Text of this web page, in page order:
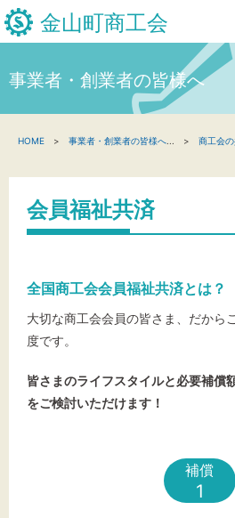
金山町商工会
新着情報
関係機関の
金山スタン
事業者・創業者の皆様へ
HOME 事業者・創業者の皆様へ 商工会
会員福祉共済
全国商工会会員福祉共済とは？
大切な商工会会員の皆さま、だから
度です。
皆さまのライフスタイルと必要補償
をご検討いただけます！
補償
1